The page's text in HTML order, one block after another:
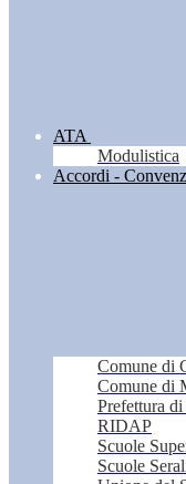
ATA
Modulistica
Accordi -
Comune di
Comune di
Prefettura
RIDAP
Scuole
Scuole